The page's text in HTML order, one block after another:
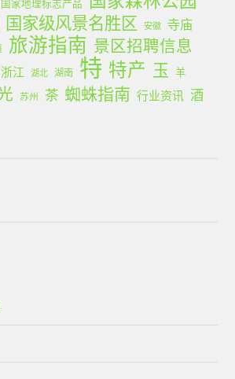
国家地理标志产品
国家级风景名胜区 安徽 寺庙
旅游指南 景区招聘信息
浙江 湖北 湖南 特 特产 玉 羊
苏州 茶 蜘蛛指南 行业资讯 酒